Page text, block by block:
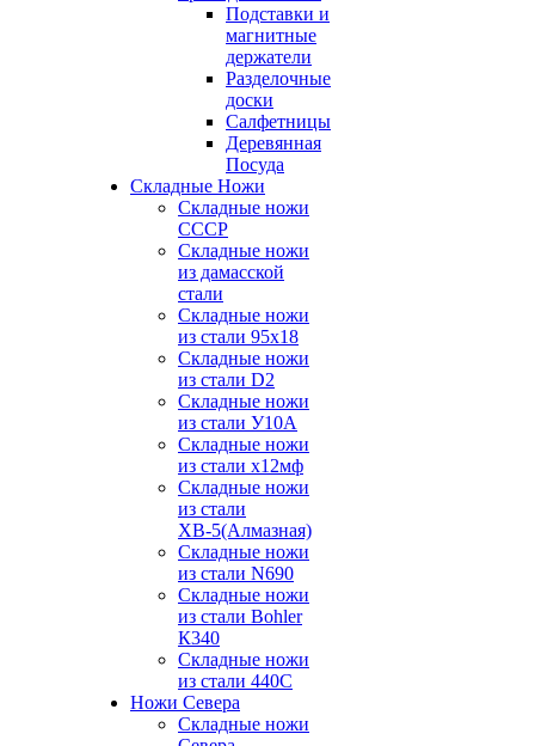
Подставки и
магнитные
держатели
Разделочные
доски
Салфетницы
Деревянная
Посуда
Складные Ножи
Cкладные ножи
СССР
Складные ножи
из дамасской
стали
Складные ножи
из стали 95х18
Складные ножи
из стали D2
Складные ножи
из стали У10А
Складные ножи
из стали х12мф
Складные ножи
из стали
ХВ-5(Алмазная)
Складные ножи
из стали N690
Складные ножи
из стали Bohler
К340
Складные ножи
из стали 440С
Ножи Севера
Складные ножи